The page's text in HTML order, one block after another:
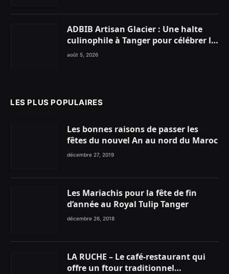
ADBIB Artisan Glacier : Une halte
culinophile à Tanger pour célébrer la
glace traditionnelle aux matières
août 5, 2026
LES PLUS POPULAIRES
Les bonnes raisons de passer les
fêtes du nouvel An au nord du Maroc
décembre 27, 2019
Les Mariachis pour la fête de fin
d’année au Royal Tulip Tanger
décembre 26, 2018
LA RUCHE – Le café-restaurant qui
offre un ftour traditionnel